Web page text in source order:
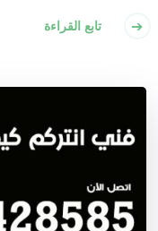
تابع القراءة